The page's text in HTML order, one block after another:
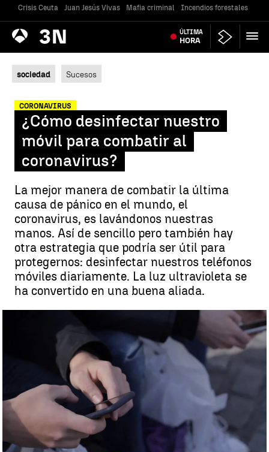
Crisis Ceuta Juan Jesús Vivas Mafia criminal Incendios forestales
Antena
3 Noticias ÚLTIMA
HORA
sociedad Sucesos
CORONAVIRUS
¿Cómo desinfectar nuestro
móvil para combatir al
coronavirus?
La mejor manera de combatir la última
causa de pánico en el mundo, el
coronavirus, es lavándonos nuestras
manos. Así de sencillo pero también hay
otra estrategia que podría ser útil para
protegernos: desinfectar nuestros teléfonos
móviles diariamente. La luz ultravioleta se
ha convertido en una buena aliada.
¿Cómo desinfectar nuestro móvil para combatir al coronavirus? |
Antena 3 Noticias
Antena 3 Noticias
Actualizado: 04 de marzo de 2020, 17:10
Publicado:
04 de marzo de 2020, 12:58